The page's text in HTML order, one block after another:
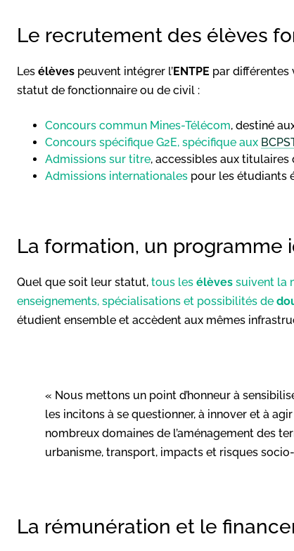
Le recrutement des élèves
Les élèves peuvent intégrer l’ENTPE par différentes
statut de fonctionnaire ou de civil :
Concours commun Mines-Télécom, destiné
Concours spécifique G2E, spécifique aux
Admissions sur titre, accessibles aux titulaires
Admissions internationales pour les étudiants
La formation, un programme
Quel que soit leur statut, tous les élèves suivent la
enseignements, spécialisations et possibilités de
étudient ensemble et accèdent aux mêmes
« Nous mettons un point d’honneur à
les incitons à se questionner, à innover et à
nombreux domaines de l’aménagement des
urbanisme, transport, impacts et risques
La rémunération et le